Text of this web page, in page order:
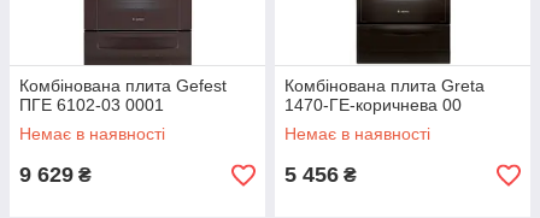
Комбінована плита Gefest
ПГЕ 6102-03 0001
Немає в наявності
9 629 ₴
Комбінована плита Greta
1470-ГЕ-коричнева 00
Немає в наявності
5 456 ₴